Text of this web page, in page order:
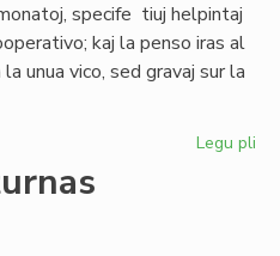
specife tiuj helpintaj
kaj la penso iras al
unua vico, sed gravaj sur la
Legu pli